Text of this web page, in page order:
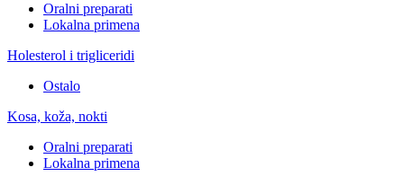
Oralni preparati
Lokalna primena
Holesterol i trigliceridi
Ostalo
Kosa, koža, nokti
Oralni preparati
Lokalna primena